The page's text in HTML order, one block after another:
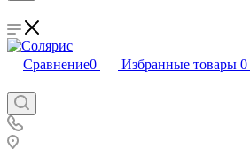
Сравнение0 Избранные товары 0